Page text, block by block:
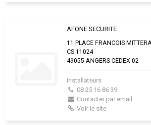
AFONE SECURITE
11 PLACE FRANCOIS
CS 11024
49055 ANGERS CEDEX 02
Installateurs
08 25 16 86 39
Contacter par email
Voir le site